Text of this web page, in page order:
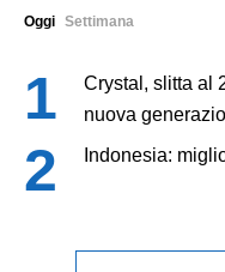
Oggi Settimana
Crystal, slitta al
nuova
Indonesia: